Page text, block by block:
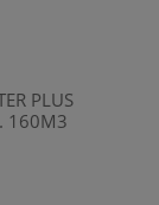
PLUS
160M3